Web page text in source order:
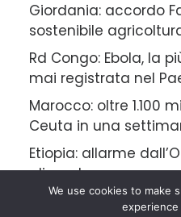
Giordania: accordo
sostenibile
Rd Congo: Ebola, la
mai registrata nel
Marocco: oltre 1.100
Ceuta in una
Etiopia: allarme
alimentare
We use cookies to make